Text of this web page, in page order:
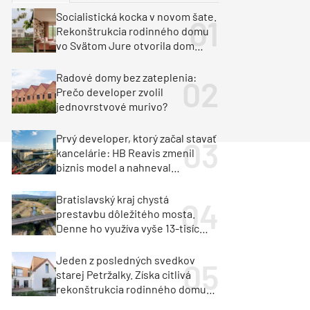
Klimatizácia a vetranie
Milan Murcka
Socialistická kocka v novom šate.
Rekonštrukcia rodinného domu
vo Svätom Jure otvorila dom
Radové domy bez zateplenia:
Prečo developer zvolil
jednovrstvové murivo?
Prvý developer, ktorý začal stavať
kancelárie: HB Reavis zmenil
biznis model a nahneval
Bratislavský kraj chystá
prestavbu dôležitého mosta.
Denne ho využíva vyše 13-tisíc
Jeden z posledných svedkov
starej Petržalky. Získa citlivá
rekonštrukcia rodinného domu